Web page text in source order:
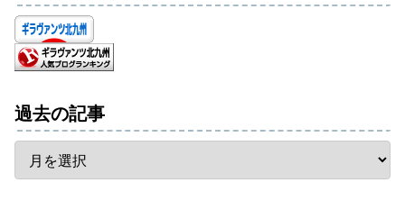
過去の記事